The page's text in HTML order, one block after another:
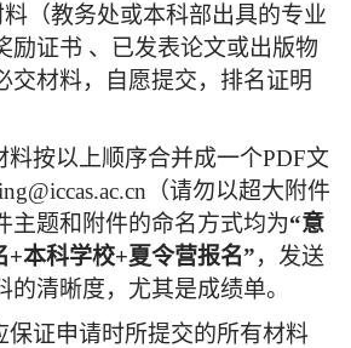
（教务处或本科部出具的专业
励证书 、已发表论文或出版物
交材料，自愿提交，排名证明
料按以上顺序合并成一个PDF文
（请勿以超大附件
主题和附件的命名方式均为“意
+本科学校+夏令营报名”，发送
的清晰度，尤其是成绩单。
保证申请时所提交的所有材料